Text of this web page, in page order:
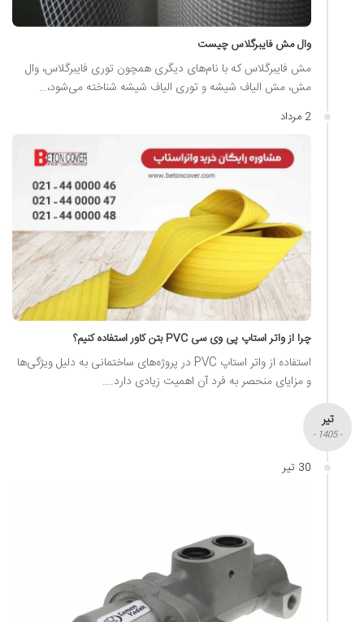
وال مش فایبرگلاس چیست
مش فایبرگلاس که با نام‌های دیگری همچون توری فایبرگلاس، وال
مش، مش الیاف شیشه و توری الیاف شیشه شناخته می‌شود،…
2 مرداد
چرا از واتر استاپ پی وی سی PVC بتن کاور استفاده کنیم؟
استفاده از واتر استاپ PVC در پروژه‌های ساختمانی به دلیل ویژگی‌ها
و مزایای منحصر به فرد آن اهمیت زیادی دارد.…
تیر
- 1405 -
30 تیر